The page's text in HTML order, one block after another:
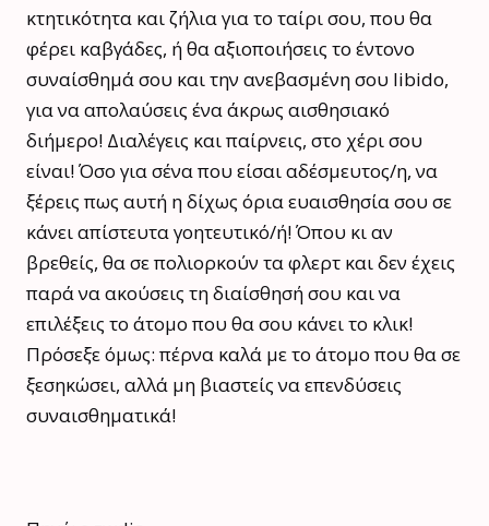
κτητικότητα και ζήλια για το ταίρι σου, που θα
φέρει καβγάδες, ή θα αξιοποιήσεις το έντονο
συναίσθημά σου και την ανεβασμένη σου libido,
για να απολαύσεις ένα άκρως αισθησιακό
διήμερο! Διαλέγεις και παίρνεις, στο χέρι σου
είναι! Όσο για σένα που είσαι αδέσμευτος/η, να
ξέρεις πως αυτή η δίχως όρια ευαισθησία σου σε
κάνει απίστευτα γοητευτικό/ή! Όπου κι αν
βρεθείς, θα σε πολιορκούν τα φλερτ και δεν έχεις
παρά να ακούσεις τη διαίσθησή σου και να
επιλέξεις το άτομο που θα σου κάνει το κλικ!
Πρόσεξε όμως: πέρνα καλά με το άτομο που θα σε
ξεσηκώσει, αλλά μη βιαστείς να επενδύσεις
συναισθηματικά!